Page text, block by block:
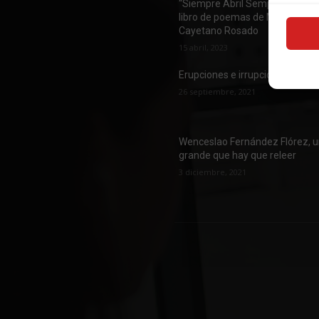
“Siempre Abril Sempre”, nuevo
libro de poemas de Moisés
Cayetano Rosado
15 abril, 2023
Erupciones e irrupciones
26 septiembre, 2021
Wenceslao Fernández Flórez,
grande que hay que releer
3 diciembre, 2021